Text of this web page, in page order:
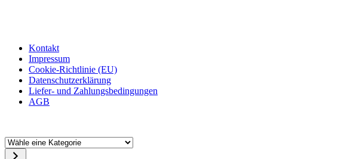
Kontakt
Impressum
Cookie-Richtlinie (EU)
Datenschutzerklärung
Liefer- und Zahlungsbedingungen
AGB